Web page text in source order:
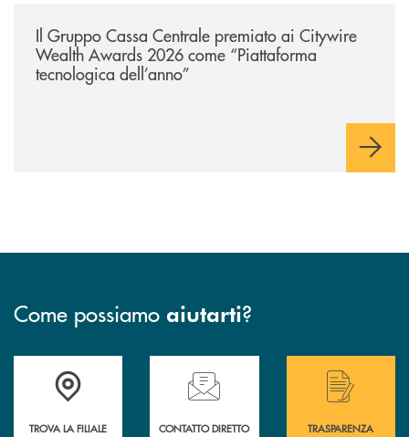
Il Gruppo Cassa Centrale premiato ai Citywire
Wealth Awards 2026 come “Piattaforma
tecnologica dell’anno”
Come possiamo aiutarti?
Accedi all' elenco completo delle filiali .
TROVA LA FILIALE
Hai bisogno di assistenza immediata?
CONTATTO DIRETTO
Hai bisogno di
TRASPARENZA